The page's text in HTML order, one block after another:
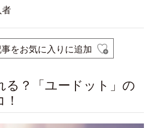
をお気に入りに追加
る？「ユードット」の